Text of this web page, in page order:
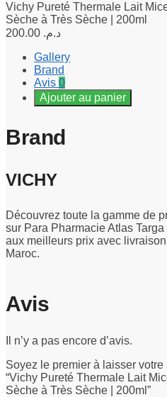
Vichy Pureté Thermale Lait
Sèche à Très Sèche | 200ml
د.م.
Gallery
Brand
Avis 0
Ajouter au panier
Brand
VICHY
Découvrez toute la gamme de
sur Para Pharmacie Atlas Targa
aux meilleurs prix avec
Maroc.
Avis
Il n’y a pas encore d’avis.
Soyez le premier à laisser votre
“Vichy Pureté Thermale Lait
Sèche à Très Sèche | 200ml”